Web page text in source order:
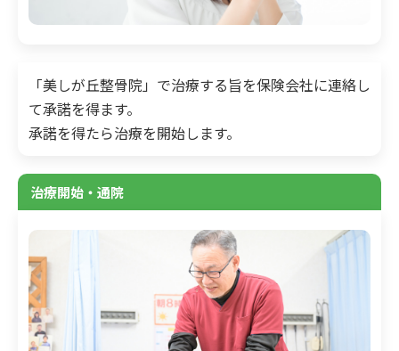
「美しが丘整骨院」で治療する旨を保険会社に連絡し
て承諾を得ます。
承諾を得たら治療を開始します。
治療開始・通院